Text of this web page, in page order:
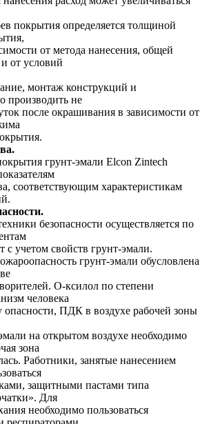
покрытия определяется толщиной
от метода нанесения, общей
от условий
монтаж конструкций и
производить не
после окрашивания в зависимости от
грунт-эмали Elcon Zintech
соответствующим характеристикам
безопасности осуществляется по
с учетом свойств грунт-эмали.
грунт-эмали обусловлена
О-ксилол по степени
человека
опасности, ПДК в воздухе рабочей зоны
на открытом воздухе необходимо
зона
Работники, занятые нанесением
защитными пастами типа
Для
необходимо пользоваться